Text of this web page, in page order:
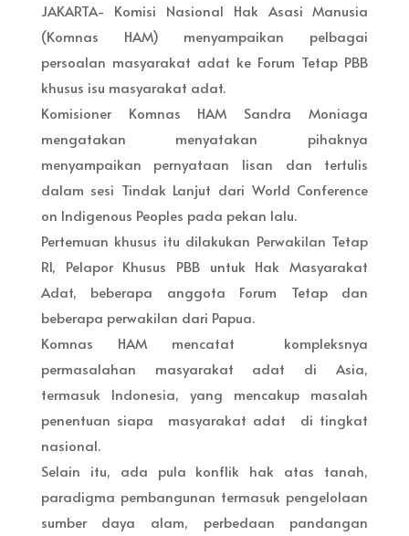
JAKARTA- Komisi Nasional Hak Asasi Manusia
(Komnas HAM) menyampaikan pelbagai
persoalan masyarakat adat ke Forum Tetap PBB
khusus isu masyarakat adat.
Komisioner Komnas HAM Sandra Moniaga
mengatakan menyatakan pihaknya
menyampaikan pernyataan lisan dan tertulis
dalam sesi Tindak Lanjut dari World Conference
on Indigenous Peoples pada pekan lalu.
Pertemuan khusus itu dilakukan Perwakilan Tetap
RI, Pelapor Khusus PBB untuk Hak Masyarakat
Adat, beberapa anggota Forum Tetap dan
beberapa perwakilan dari Papua.
Komnas HAM mencatat kompleksnya
permasalahan masyarakat adat di Asia,
termasuk Indonesia, yang mencakup masalah
penentuan siapa masyarakat adat di tingkat
nasional.
Selain itu, ada pula konflik hak atas tanah,
paradigma pembangunan termasuk pengelolaan
sumber daya alam, perbedaan pandangan